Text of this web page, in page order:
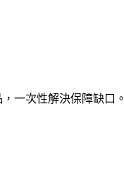
一次性解決保障缺口。